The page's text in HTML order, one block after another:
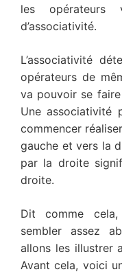
les opérateurs
d’associativité.
L’associativité
opérateurs de
va pouvoir se
Une associativité
commencer
gauche et vers la
par la droite
droite.
Dit comme
sembler assez
allons les illustrer
Avant cela, voici